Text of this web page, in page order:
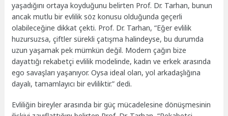
yaşadığını ortaya koyduğunu belirten Prof. Dr. Tarhan, bunun
ancak mutlu bir evlilik söz konusu olduğunda geçerli
olabileceğine dikkat çekti. Prof. Dr. Tarhan, “Eğer evlilik
huzursuzsa, çiftler sürekli çatışma halindeyse, bu durumda
uzun yaşamak pek mümkün değil. Modern çağın bize
dayattığı rekabetçi evlilik modelinde, kadın ve erkek arasında
ego savaşları yaşanıyor. Oysa ideal olan, yol arkadaşlığına
dayalı, tamamlayıcı bir evliliktir.” dedi.
Evliliğin bireyler arasında bir güç mücadelesine dönüşmesinin